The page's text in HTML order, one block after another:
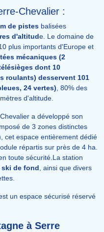
Chevalier :
de pistes balisées
d'altitude. Le domaine de
plus importants d'Europe et
mécaniques (2
dont 10
roulants) desservent 101
24 vertes), 80% des
d'altitude.
a développé son
de 3 zones distinctes
cet espace entièrement dédié
répartis sur près de 4 ha.
toute sécurité.La station
ski de fond, ainsi que divers
un espace sécurisé réservé
à Serre